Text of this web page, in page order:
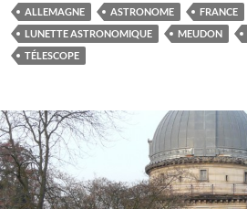
ALLEMAGNE ASTRONOME
FRANCE
LUNETTE ASTRONOMIQUE
MEUDON
TÉLESCOPE